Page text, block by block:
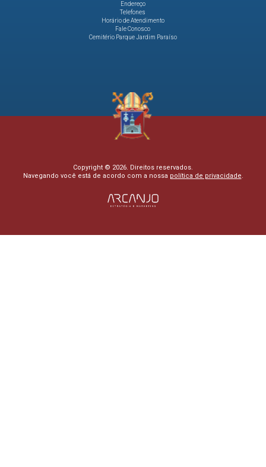
Endereço
Telefones
Horário de Atendimento
Fale Conosco
Cemitério Parque Jardim Paraíso
Copyright © 2026. Direitos reservados.
Navegando você está de acordo com a nossa política de privacidade.